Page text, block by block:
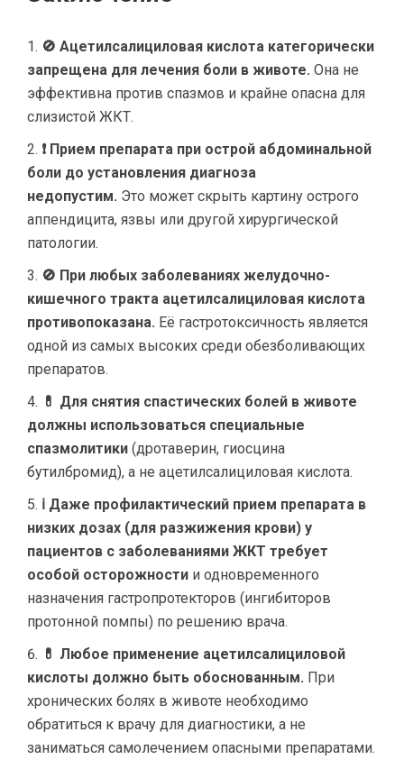
🚫 Ацетилсалициловая кислота категорически
запрещена для лечения боли в животе. Она не
эффективна против спазмов и крайне опасна для
слизистой ЖКТ.
❗ Прием препарата при острой абдоминальной
боли до установления диагноза
недопустим. Это может скрыть картину острого
аппендицита, язвы или другой хирургической
патологии.
🚫 При любых заболеваниях желудочно-
кишечного тракта ацетилсалициловая кислота
противопоказана. Её гастротоксичность является
одной из самых высоких среди обезболивающих
препаратов.
💊 Для снятия спастических болей в животе
должны использоваться специальные
спазмолитики (дротаверин, гиосцина
бутилбромид), а не ацетилсалициловая кислота.
ℹ Даже профилактический прием препарата в
низких дозах (для разжижения крови) у
пациентов с заболеваниями ЖКТ требует
особой осторожности и одновременного
назначения гастропротекторов (ингибиторов
протонной помпы) по решению врача.
💊 Любое применение ацетилсалициловой
кислоты должно быть обоснованным. При
хронических болях в животе необходимо
обратиться к врачу для диагностики, а не
заниматься самолечением опасными препаратами.